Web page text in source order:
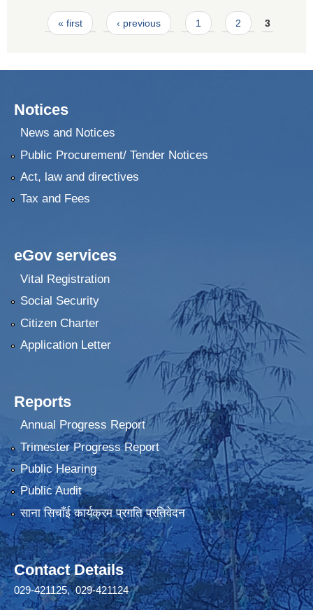
Pages
« first ‹ previous 1 2 3
Notices
News and Notices
Public Procurement/ Tender Notices
Act, law and directives
Tax and Fees
eGov services
Vital Registration
Social Security
Citizen Charter
Application Letter
Reports
Annual Progress Report
Trimester Progress Report
Public Hearing
Public Audit
साना सिचाँई कार्यक्रम प्रगति प्रतिवेदन
Contact Details
029-421125, 029-421124